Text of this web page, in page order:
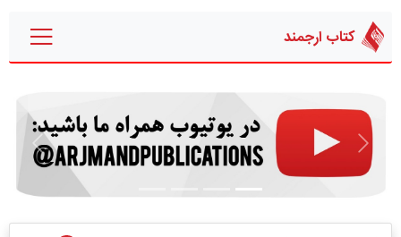
کتاب ارجمند
قبلی بعدی